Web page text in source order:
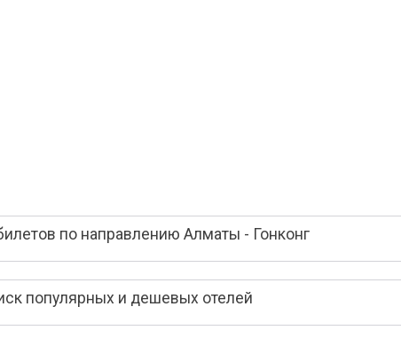
по направлению Алматы - Гонконг
популярных и дешевых отелей